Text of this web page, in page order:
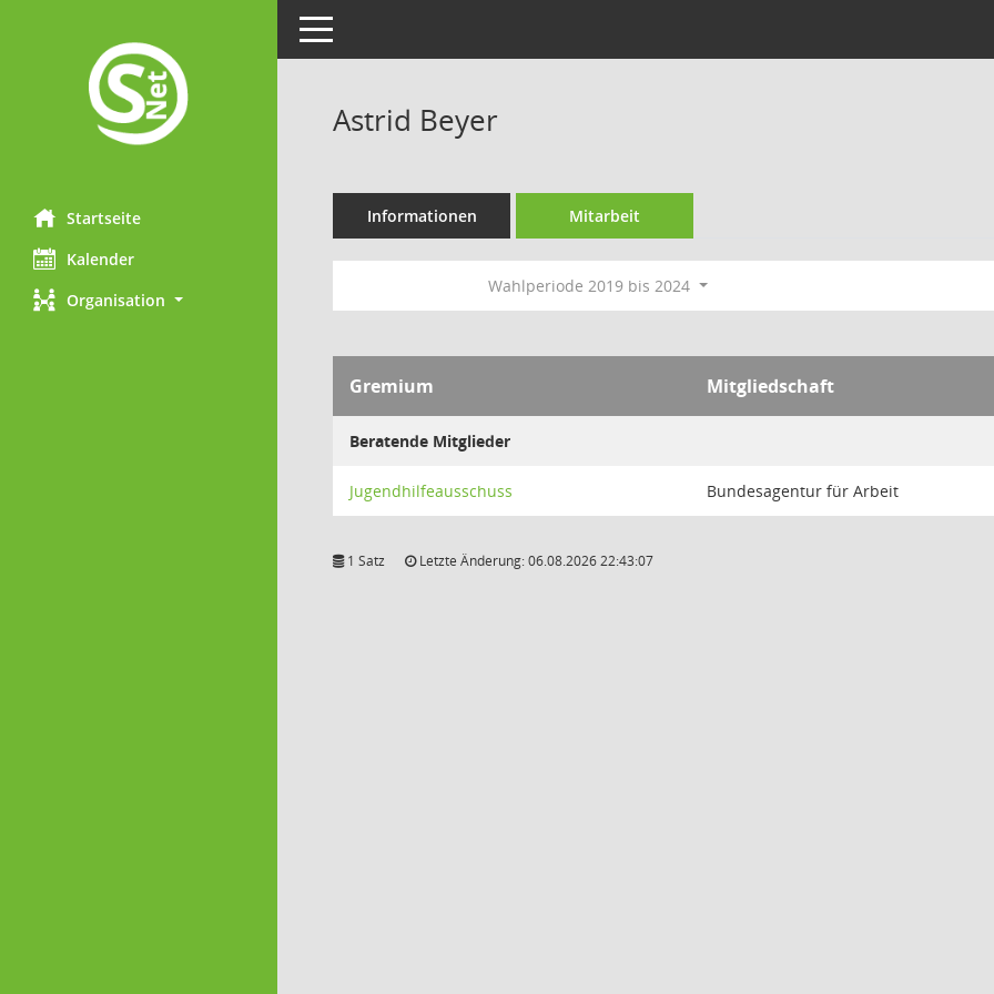
Startseite
Kalender
Organisation
Toggle navigation
Astrid Beyer
Informationen Mitarbeit
Wahlperiode 2019 bis 2024
Gremium Mitgliedschaft
Beratende Mitglieder
Jugendhilfeausschuss Bundesagentur für Arbeit
1 Satz Letzte Änderung: 06.08.2026 22:43:07